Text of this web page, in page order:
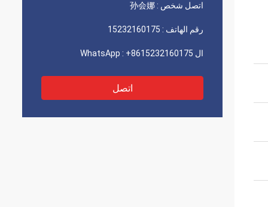
اتصل شخص : 孙会娜
رقم الهاتف : 15232160175
ال WhatsApp : +8615232160175
اتصل